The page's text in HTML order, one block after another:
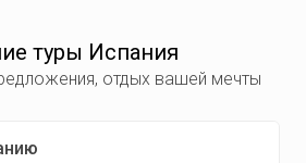
туры Испания
отдых вашей мечты